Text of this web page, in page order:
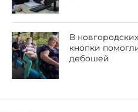
В
кнопки
дебошей